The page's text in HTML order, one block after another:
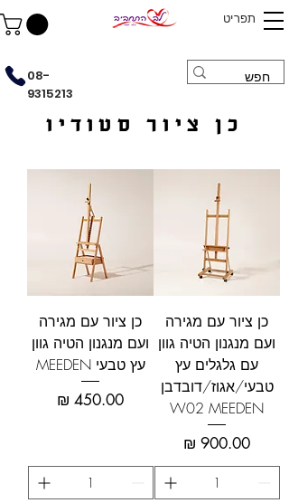
תפריט
08-
9315213
כן ציור סטודיו
כן ציור עם מגירה
ועם מנגנון הטיה גוון
עם גלגלים עץ
טבעי/אגוז/דובדבן
W02 MEEDEN
מחיר
כן ציור עם מגירה
ועם מנגנון הטיה גוון
עץ טבעי MEEDEN
מחיר